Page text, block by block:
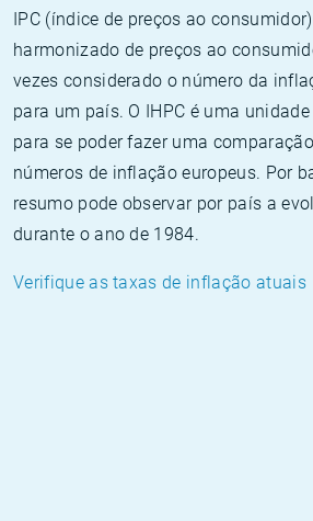
IPC (índice de preços ao
harmonizado de preços ao
vezes considerado o número da
para um país. O IHPC é uma
para se poder fazer uma
números de inflação europeus. Por
resumo pode observar por país a
durante o ano de 1984.
Verifique as taxas de inflação atuais